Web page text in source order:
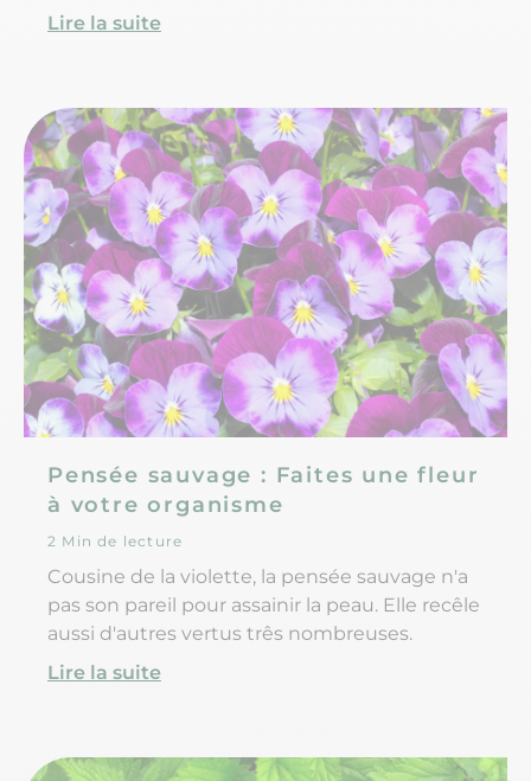
Lire la suite
Pensée sauvage : Faites une fleur
à votre organisme
2 Min de lecture
Cousine de la violette, la pensée sauvage n'a
pas son pareil pour assainir la peau. Elle recêle
aussi d'autres vertus três nombreuses.
Lire la suite